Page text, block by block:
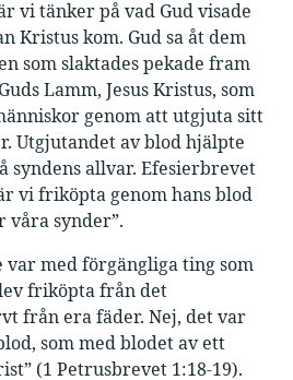
vi tänker på vad Gud visade
Kristus kom. Gud sa åt dem
som slaktades pekade fram
Lamm, Jesus Kristus, som
genom att utgjuta sitt
Utgjutandet av blod hjälpte
syndens allvar. Efesierbrevet
vi friköpta genom hans blod
våra synder”.
var med förgängliga ting som
friköpta från det
från era fäder. Nej, det var
som med blodet av ett
(1 Petrusbrevet 1:18-19).